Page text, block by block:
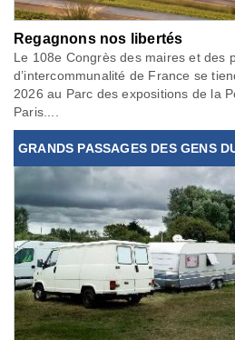
Regagnons nos libertés
Le 108e Congrès des maires et des
d’intercommunalité de France se
2026 au Parc des expositions de la
Paris....
GRANDS PASSAGES DES GENS